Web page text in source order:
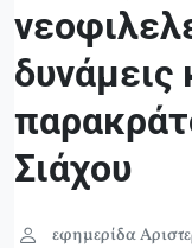
δυνάμεις
Σιάχου
εφημερίδα